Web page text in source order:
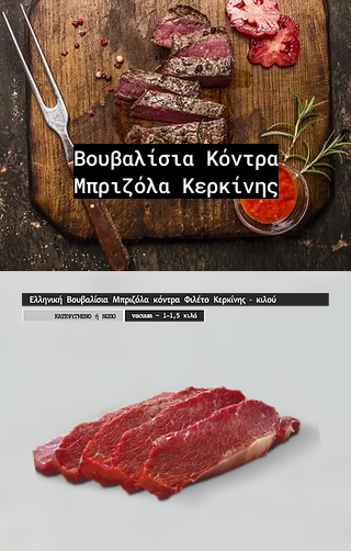
Βουβαλίσια Κόντρα
Μπριζόλα Κερκίνης